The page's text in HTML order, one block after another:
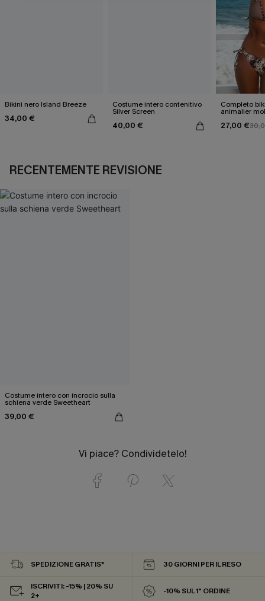
Bikini nero Island Breeze
34,00 €
Costume intero contenitivo
Silver Screen
40,00 €
Completo
animalier
27,00 €
RECENTEMENTE REVISIONE
Costume intero con incrocio sulla
schiena verde Sweetheart
39,00 €
Vi piace? Condividetelo!
SPEDIZIONE GRATIS* 30 GIORNI PER IL RESO
ISCRIVITI: -15% | 20% SU
2+
-10% SUL 1° ORDINE